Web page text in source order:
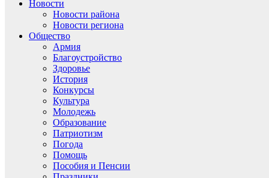
Новости
Новости района
Новости региона
Общество
Армия
Благоустройство
Здоровье
История
Конкурсы
Культура
Молодежь
Образование
Патриотизм
Погода
Помощь
Пособия и Пенсии